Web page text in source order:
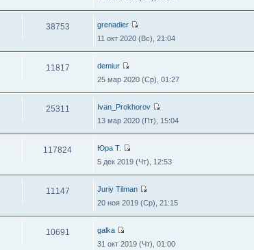
38753
grenadier
11 окт 2020 (Вс), 21:04
11817
demiur
25 мар 2020 (Ср), 01:27
25311
Ivan_Prokhorov
13 мар 2020 (Пт), 15:04
117824
Юра Т.
5 дек 2019 (Чт), 12:53
11147
Juriy Tilman
20 ноя 2019 (Ср), 21:15
10691
galka
31 окт 2019 (Чт), 01:00